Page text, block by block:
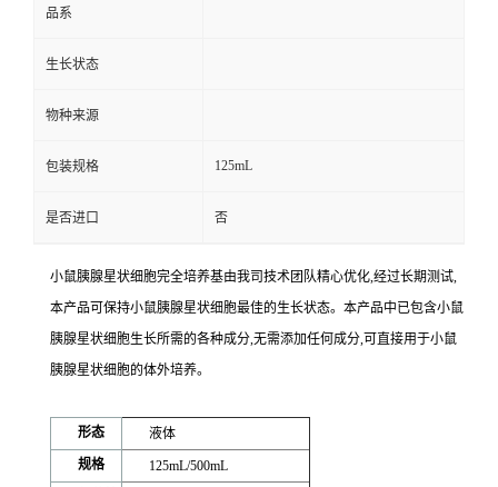
品系
生长状态
物种来源
包装规格 125mL
是否进口 否
小鼠胰腺星状细胞完全培养基由我司技术团队精心优化,经过长期测试,
本产品可保持小鼠胰腺星状细胞最佳的生长状态。本产品中已包含小鼠
胰腺星状细胞生长所需的各种成分,无需添加任何成分,可直接用于小鼠
胰腺星状细胞的体外培养。
形态
液体
规格
125mL/500mL